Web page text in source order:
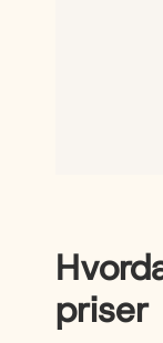
priser